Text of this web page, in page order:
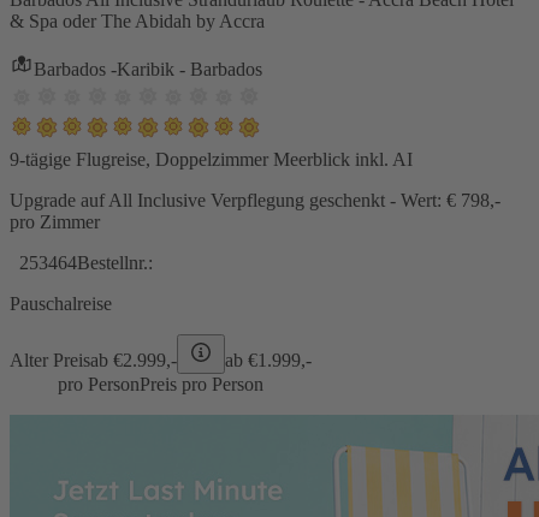
& Spa oder The Abidah by Accra
Barbados -Karibik - Barbados
9-tägige Flugreise, Doppelzimmer Meerblick inkl. AI
Upgrade auf All Inclusive Verpflegung geschenkt - Wert: € 798,-
pro Zimmer
253464Bestellnr.:
Pauschalreise
Alter Preisab €2.999,- ab €1.999,-
pro PersonPreis pro Person